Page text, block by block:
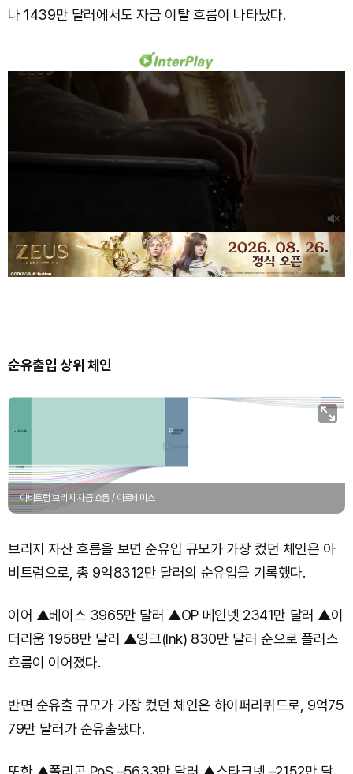
나 1439만 달러에서도 자금 이탈 흐름이 나타났다.
순유출입 상위 체인
아비트럼 브리지 자금 흐름 / 아르테미스
브리지 자산 흐름을 보면 순유입 규모가 가장 컸던 체인은 아
비트럼으로, 총 9억8312만 달러의 순유입을 기록했다.
이어 ▲베이스 3965만 달러 ▲OP 메인넷 2341만 달러 ▲이
더리움 1958만 달러 ▲잉크(Ink) 830만 달러 순으로 플러스
흐름이 이어졌다.
반면 순유출 규모가 가장 컸던 체인은 하이퍼리퀴드로, 9억75
79만 달러가 순유출됐다.